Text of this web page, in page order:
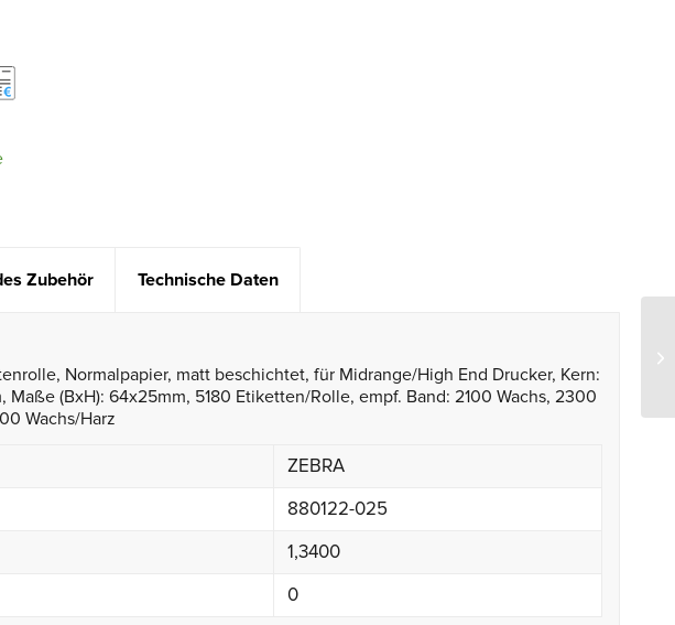
Zubehör Technische Daten
Normalpapier, matt beschichtet, für Midrange/High End Drucker, Kern:
Maße (BxH): 64x25mm, 5180 Etiketten/Rolle, empf. Band: 2100 Wachs, 2300
Wachs/Harz
ZEBRA
880122-025
1,3400
0